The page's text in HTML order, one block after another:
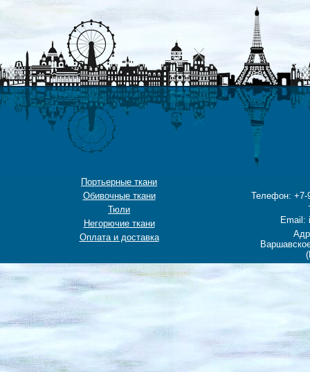
Портьерные ткани
Обивочные ткани
Тюли
Негорючие ткани
Оплата и доставка
Телефон: +7-
Email: